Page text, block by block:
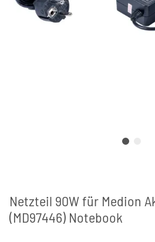
Netzteil 90W für Medion
(MD97446) Notebook